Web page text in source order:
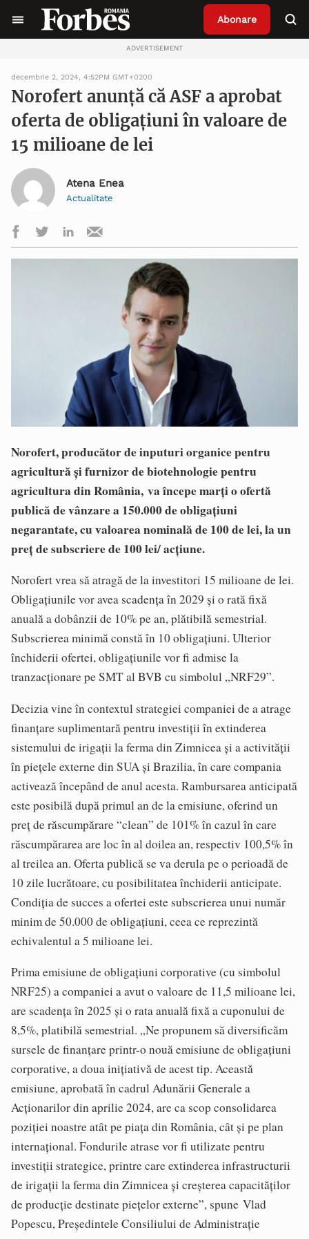
Abonare
ADVERTISEMENT
decembrie 2, 2024, 4:52PM GMT+0200
Norofert anunță că ASF a aprobat
oferta de obligațiuni în valoare de
15 milioane de lei
Atena Enea
Actualitate
Norofert, producător de inputuri organice pentru
agricultură și furnizor de biotehnologie pentru
agricultura din România, va începe marți o ofertă
publică de vânzare a 150.000 de obligațiuni
negarantate, cu valoarea nominală de 100 de lei, la un
preț de subscriere de 100 lei/ acțiune.
Norofert vrea să atragă de la investitori 15 milioane de lei.
Obligațiunile vor avea scadența în 2029 și o rată fixă
anuală a dobânzii de 10% pe an, plătibilă semestrial.
Subscrierea minimă constă în 10 obligațiuni. Ulterior
închiderii ofertei, obligațiunile vor fi admise la
tranzacționare pe SMT al BVB cu simbolul „NRF29”.
Decizia vine în contextul strategiei companiei de a atrage
finanțare suplimentară pentru investiții în extinderea
sistemului de irigații la ferma din Zimnicea și a activității
în piețele externe din SUA și Brazilia, în care compania
activează începând de anul acesta. Rambursarea anticipată
este posibilă după primul an de la emisiune, oferind un
preț de răscumpărare “clean” de 101% în cazul în care
răscumpărarea are loc în al doilea an, respectiv 100,5% în
al treilea an. Oferta publică se va derula pe o perioadă de
10 zile lucrătoare, cu posibilitatea închiderii anticipate.
Condiția de succes a ofertei este subscrierea unui număr
minim de 50.000 de obligațiuni, ceea ce reprezintă
echivalentul a 5 milioane lei.
Prima emisiune de obligațiuni corporative (cu simbolul
NRF25) a companiei a avut o valoare de 11,5 milioane lei,
are scadența în 2025 și o rata anuală fixă a cuponului de
8,5%, platibilă semestrial. „Ne propunem să diversificăm
sursele de finanțare printr-o nouă emisiune de obligațiuni
corporative, a doua inițiativă de acest tip. Această
emisiune, aprobată în cadrul Adunării Generale a
Acționarilor din aprilie 2024, are ca scop consolidarea
poziției noastre atât pe piața din România, cât și pe plan
internațional. Fondurile atrase vor fi utilizate pentru
investiții strategice, printre care extinderea infrastructurii
de irigații la ferma din Zimnicea și creșterea capacităților
de producție destinate piețelor externe”, spune Vlad
Popescu, Președintele Consiliului de Administrație